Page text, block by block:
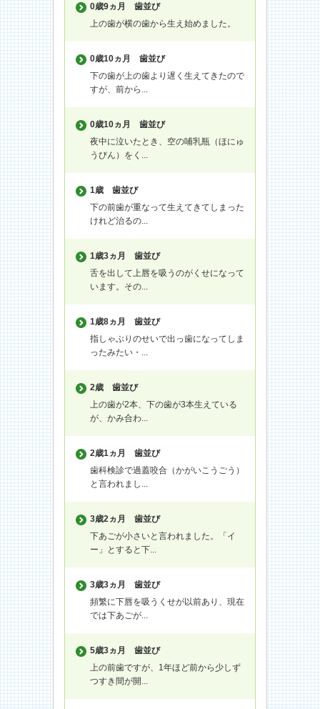
0歳9ヵ月
歯並び
上の歯が横の歯から生え始めました。
0歳10ヵ月
歯並び
下の歯が上の歯より遅く生えてきたので
すが、前から...
0歳10ヵ月
歯並び
夜中に泣いたとき、空の哺乳瓶（ほにゅ
うびん）をく...
1歳
歯並び
下の前歯が重なって生えてきてしまった
けれど治るの...
1歳3ヵ月
歯並び
舌を出して上唇を吸うのがくせになって
います。その...
1歳8ヵ月
歯並び
指しゃぶりのせいで出っ歯になってしま
ったみたい・...
2歳
歯並び
上の歯が2本、下の歯が3本生えている
が、かみ合わ...
2歳1ヵ月
歯並び
歯科検診で過蓋咬合（かがいこうごう）
と言われまし...
3歳2ヵ月
歯並び
下あごが小さいと言われました。「イ
ー」とすると下...
3歳3ヵ月
歯並び
頻繁に下唇を吸うくせが以前あり、現在
では下あごが...
5歳3ヵ月
歯並び
上の前歯ですが、1年ほど前から少しず
つすき間が開...